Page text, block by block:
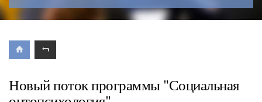
Новый поток программы "Социальная